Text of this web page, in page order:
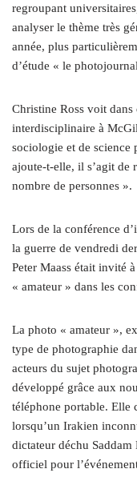
regroupant
analyser le thème très
année, plus
d’étude « le
Christine Ross voit dans
interdisciplinaire à
sociologie et de science
ajoute-t-elle, il s’agit de
nombre de personnes ».
Lors de la conférence
la guerre de vendredi
Peter Maass était invité
« amateur » dans les
La photo « amateur »,
type de photographie
acteurs du sujet
développé grâce aux
téléphone portable. Elle
lorsqu’un Irakien
dictateur déchu
officiel pour